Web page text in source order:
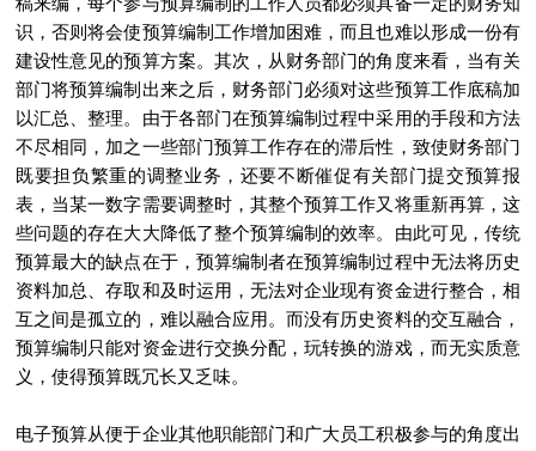
识，否则将会使预算编制工作增加困难，而且也难以形成一份有
建设性意见的预算方案。其次，从财务部门的角度来看，当有关
部门将预算编制出来之后，财务部门必须对这些预算工作底稿加
以汇总、整理。由于各部门在预算编制过程中采用的手段和方法
不尽相同，加之一些部门预算工作存在的滞后性，致使财务部门
既要担负繁重的调整业务，还要不断催促有关部门提交预算报
表，当某一数字需要调整时，其整个预算工作又将重新再算，这
些问题的存在大大降低了整个预算编制的效率。由此可见，传统
预算最大的缺点在于，预算编制者在预算编制过程中无法将历史
资料加总、存取和及时运用，无法对企业现有资金进行整合，相
互之间是孤立的，难以融合应用。而没有历史资料的交互融合，
预算编制只能对资金进行交换分配，玩转换的游戏，而无实质意
义，使得预算既冗长又乏味。
电子预算从便于企业其他职能部门和广大员工积极参与的角度出